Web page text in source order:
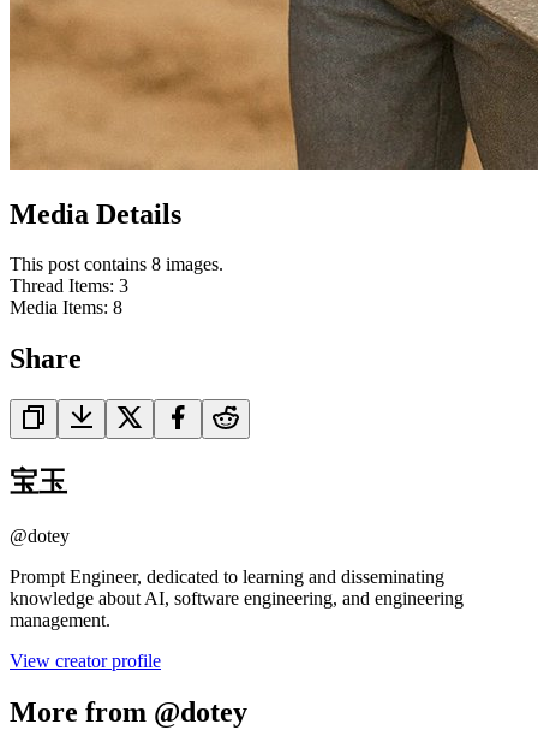
Media Details
This post contains 8 images.
Thread Items: 3
Media Items: 8
Share
宝玉
@dotey
Prompt Engineer, dedicated to learning and disseminating
knowledge about AI, software engineering, and engineering
management.
View creator profile
More from @dotey